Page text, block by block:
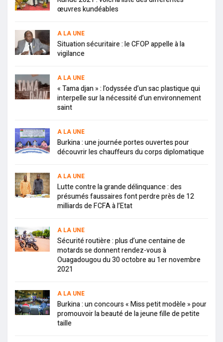
œuvres kundéables
A LA UNE
Situation sécuritaire : le CFOP appelle à la
vigilance
A LA UNE
« Tama djan » : l’odyssée d’un sac plastique qui
interpelle sur la nécessité d’un environnement
saint
A LA UNE
Burkina : une journée portes ouvertes pour
découvrir les chauffeurs du corps diplomatique
A LA UNE
Lutte contre la grande délinquance : des
présumés faussaires font perdre près de 12
milliards de FCFA à l’Etat
A LA UNE
Sécurité routière : plus d’une centaine de
motards se donnent rendez-vous à
Ouagadougou du 30 octobre au 1er novembre
2021
A LA UNE
Burkina : un concours « Miss petit modèle » pour
promouvoir la beauté de la jeune fille de petite
taille